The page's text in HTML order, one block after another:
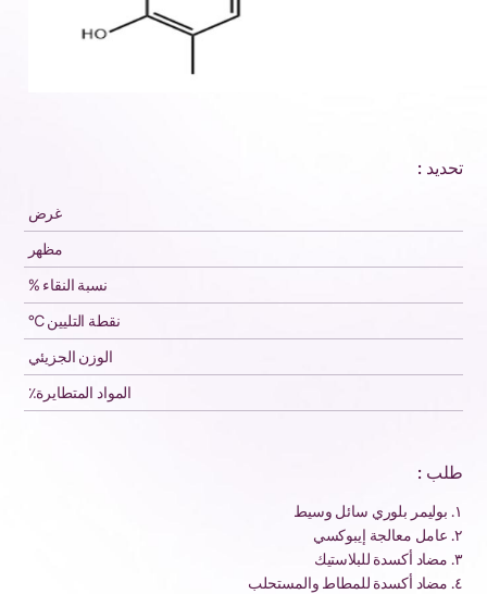
تحديد :
غرض
مظهر
نسبة النقاء %
نقطة التليين ℃
الوزن الجزيئي
المواد المتطايرة٪
طلب :
١. بوليمر بلوري سائل وسيط
٢. عامل معالجة إيبوكسي
٣. مضاد أكسدة للبلاستيك
٤. مضاد أكسدة للمطاط والمستحلب